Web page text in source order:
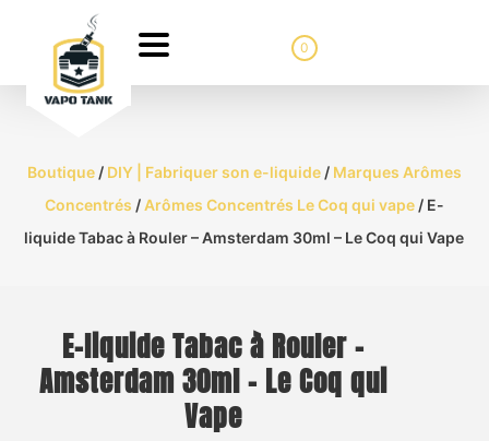
0
Boutique/ DIY | Fabriquer son e-liquide/ Marques Arômes
Concentrés / Arômes Concentrés Le Coq qui vape/ E-
liquide Tabac à Rouler – Amsterdam 30ml – Le Coq qui Vape
E-liquide Tabac à Rouler –
Amsterdam 30ml – Le Coq qui
Vape